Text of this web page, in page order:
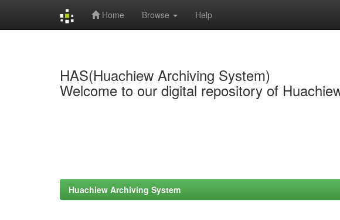
Home Browse Help
HAS(Huachiew Archiving System)
Welcome to our digital repository of
Huachiew Archiving System